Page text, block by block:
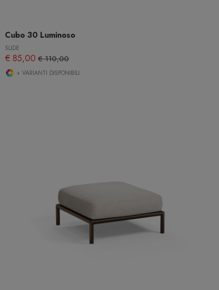
Cubo 30 Luminoso
SLIDE
€ 85,00 € 110,00
+ VARIANTI DISPONIBILI